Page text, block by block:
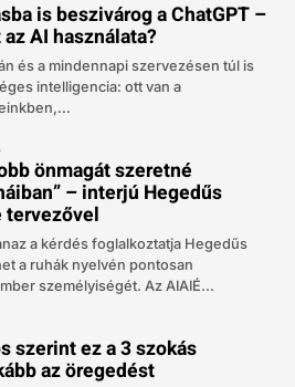
is beszivárog a ChatGPT –
AI használata?
és a mindennapi szervezésen túl is
intelligencia: ott van a
önmagát szeretné
– interjú Hegedűs
tervezővel
a kérdés foglalkoztatja Hegedűs
a ruhák nyelvén pontosan
személyiségét. Az AIAIÉ...
szerint ez a 3 szokás
az öregedést